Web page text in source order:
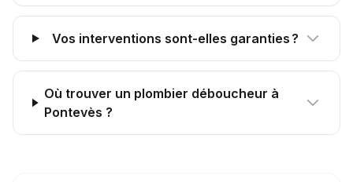
Vos interventions sont-elles garanties ?
Où trouver un plombier déboucheur à
Pontevès ?